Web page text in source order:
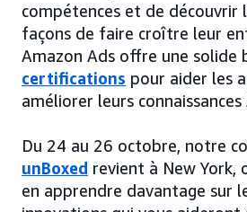
compétences et de découvrir
façons de faire croître leur
Amazon Ads offre une solide
certifications pour aider les
améliorer leurs connaissances
Du 24 au 26 octobre, notre
unBoxed revient à New York,
en apprendre davantage sur